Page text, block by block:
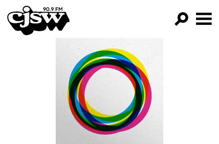
CJSW
FILTER BY:
PROGRAMS
EPISODES
NEWS